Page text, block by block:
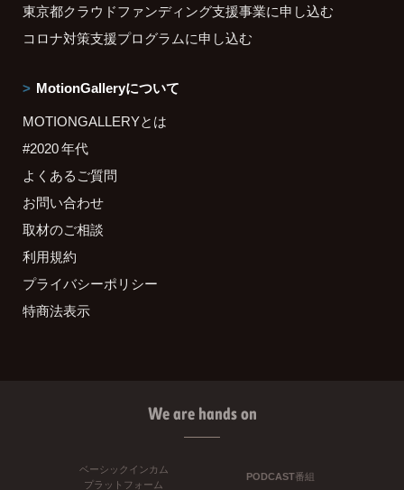
東京都クラウドファンディング支援事業に申し込む
コロナ対策支援プログラムに申し込む
MotionGalleryについて
MOTIONGALLERYとは
#2020 年代
よくあるご質問
お問い合わせ
取材のご相談
利用規約
プライバシーポリシー
特商法表示
We are hands on
ベーシックインカム
プラットフォーム
PODCAST番組